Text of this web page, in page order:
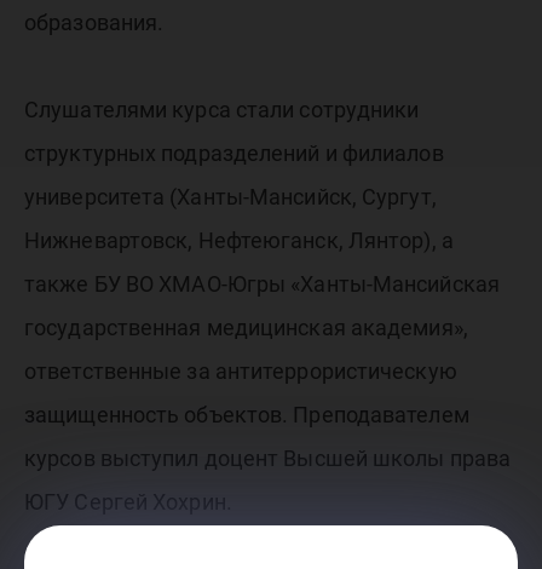
образования.
Слушателями курса стали сотрудники
структурных подразделений и филиалов
университета (Ханты-Мансийск, Сургут,
Нижневартовск, Нефтеюганск, Лянтор), а
также БУ ВО ХМАО-Югры «Ханты-Мансийская
государственная медицинская академия»,
ответственные за антитеррористическую
защищенность объектов. Преподавателем
курсов выступил доцент Высшей школы права
ЮГУ Сергей Хохрин.